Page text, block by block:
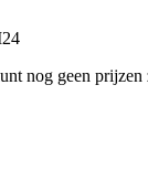
nog geen prijzen